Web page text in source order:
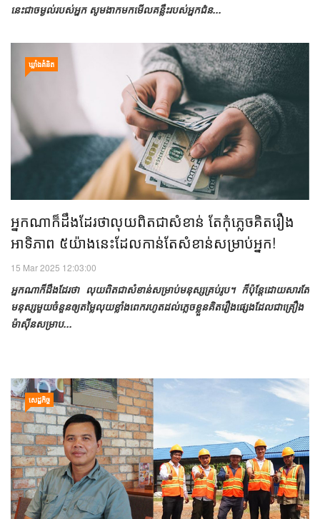
នេះជាចម្ងល់របស់អ្នក សូមងាកមកមើលគន្លឹះរបស់អ្នកជំន...
ឃ្លាំង​គំនិត
អ្នកណាក៏ដឹងដែរថាលុយពិតជាសំខាន់​ តែកុំភ្លេចគិតរឿង
អាទិភាព ៥យ៉ាងនេះ​ដែលកាន់តែសំខាន់សម្រាប់អ្នក!
15 Mar 2025 12:03:00
អ្នកណាក៏ដឹងដែរថា លុយពិតជាសំខាន់សម្រាប់មនុស្សគ្រប់រូប។ ក៏ប៉ុន្តែដោយសារតែ
មនុស្សមួយចំនួនឲ្យតម្លៃលុយខ្លាំងពេករហូតដល់ភ្លេចខ្លួនគិតរឿងផ្សេងដែលជាគ្រឿង
ម៉ាស៊ីនសម្រាប...
សេដ្ឋកិច្ច